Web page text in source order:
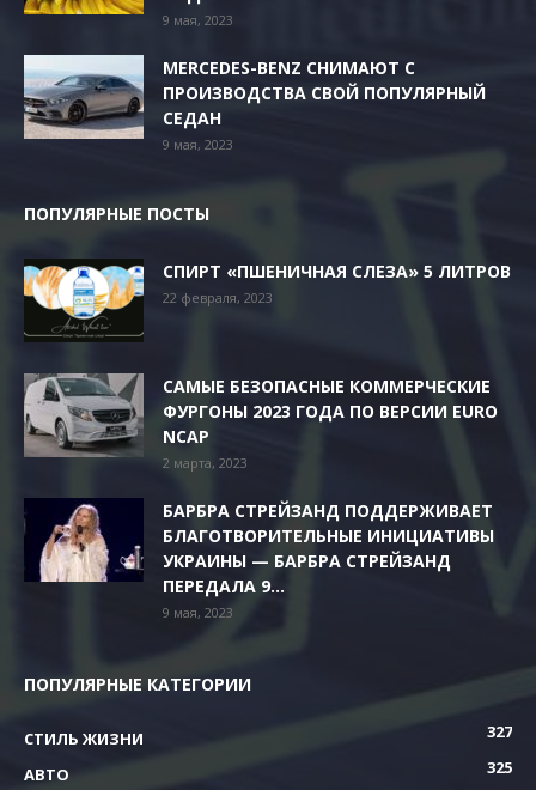
9 мая, 2023
MERCEDES-BENZ СНИМАЮТ С
ПРОИЗВОДСТВА СВОЙ ПОПУЛЯРНЫЙ
СЕДАН
9 мая, 2023
ПОПУЛЯРНЫЕ ПОСТЫ
СПИРТ «ПШЕНИЧНАЯ СЛЕЗА» 5 ЛИТРОВ
22 февраля, 2023
САМЫЕ БЕЗОПАСНЫЕ КОММЕРЧЕСКИЕ
ФУРГОНЫ 2023 ГОДА ПО ВЕРСИИ EURO
NCAP
2 марта, 2023
БАРБРА СТРЕЙЗАНД ПОДДЕРЖИВАЕТ
БЛАГОТВОРИТЕЛЬНЫЕ ИНИЦИАТИВЫ
УКРАИНЫ — БАРБРА СТРЕЙЗАНД
ПЕРЕДАЛА 9...
9 мая, 2023
ПОПУЛЯРНЫЕ КАТЕГОРИИ
СТИЛЬ ЖИЗНИ
327
АВТО
325